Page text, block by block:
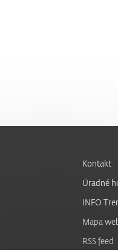
Kontakt
Úradné
INFO
Mapa
RSS feed